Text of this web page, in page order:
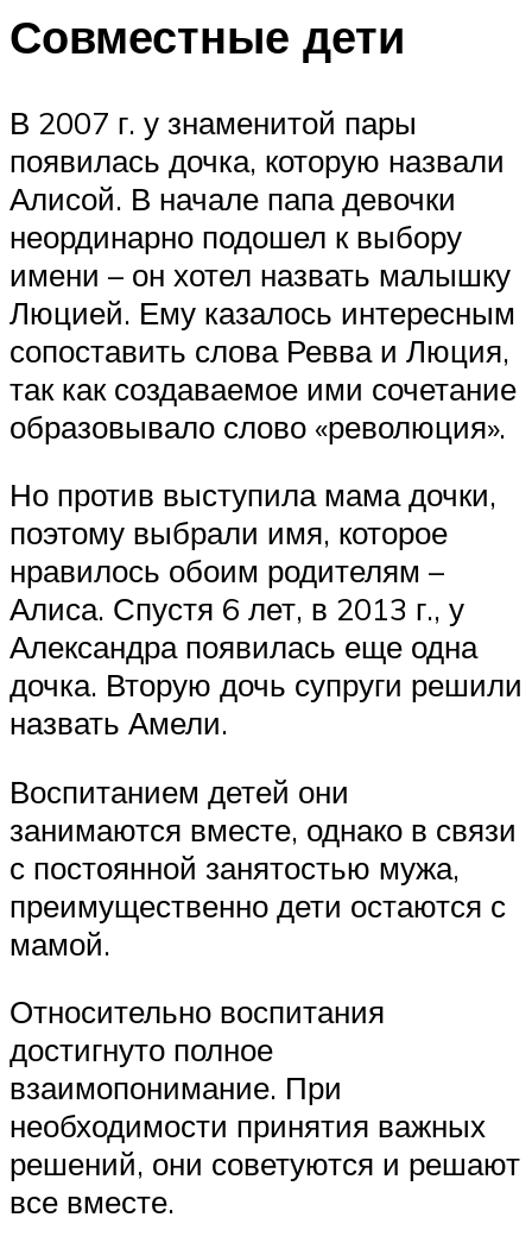
Совместные дети
В 2007 г. у знаменитой пары
появилась дочка, которую назвали
Алисой. В начале папа девочки
неординарно подошел к выбору
имени – он хотел назвать малышку
Люцией. Ему казалось интересным
сопоставить слова Ревва и Люция,
так как создаваемое ими сочетание
образовывало слово «революция».
Но против выступила мама дочки,
поэтому выбрали имя, которое
нравилось обоим родителям –
Алиса. Спустя 6 лет, в 2013 г., у
Александра появилась еще одна
дочка. Вторую дочь супруги решили
назвать Амели.
Воспитанием детей они
занимаются вместе, однако в связи
с постоянной занятостью мужа,
преимущественно дети остаются с
мамой.
Относительно воспитания
достигнуто полное
взаимопонимание. При
необходимости принятия важных
решений, они советуются и решают
все вместе.